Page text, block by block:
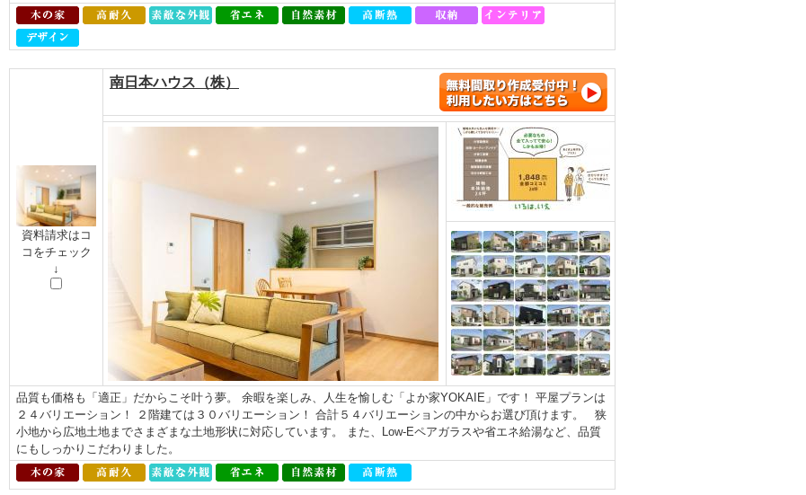
資料請求はコ
コをチェック
↓
南日本ハウス（株）
品質も価格も「適正」だからこそ叶う夢。 余暇を楽しみ、人生を愉しむ「よか家YOKAIE」です！ 平屋プランは
２４バリエーション！ ２階建ては３０バリエーション！ 合計５４バリエーションの中からお選び頂けます。 狭
小地から広地土地までさまざまな土地形状に対応しています。 また、Low-Eペアガラスや省エネ給湯など、品質
にもしっかりこだわりました。